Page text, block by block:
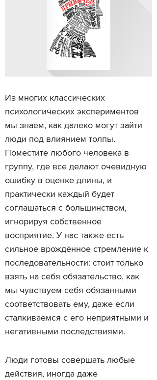
Из многих классических
психологических экспериментов
мы знаем, как далеко могут зайти
люди под влиянием толпы.
Поместите любого человека в
группу, где все делают очевидную
ошибку в оценке длины, и
практически каждый будет
соглашаться с большинством,
игнорируя собственное
восприятие. У нас также есть
сильное врождённое стремление к
последовательности: стоит только
взять на себя обязательство, как
мы чувствуем себя обязанными
соответствовать ему, даже если
сталкиваемся с его неприятными и
негативными последствиями.
Люди готовы совершать любые
действия, иногда даже